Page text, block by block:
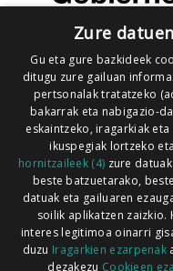
Zure
Gu eta gure bazkideek
ditugu zure gailuan
pertsonalak tratatzeko
bakarrak eta nabigazio-
eskaintzeko, iragarkiak
ikuspegiak lortzeko
hornitzaileek (4) zure
beste batzuetarako,
datuak eta gailuaren
soilik aplikatzen
interes legitimoa oinarri
duzu Iragarkien ezarpenak
dezakezu Cookieen